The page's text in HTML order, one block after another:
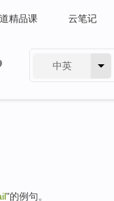
精品课 云笔记
中英
"的例句。